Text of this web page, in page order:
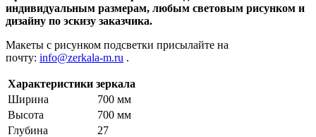
индивидуальным размерам, любым световым рисунком и
дизайну по эскизу заказчика.
Макеты с рисунком подсветки присылайте на
почту: info@zerkala-m.ru .
Характеристики зеркала
Ширина
700 мм
Высота
700 мм
Глубина
27